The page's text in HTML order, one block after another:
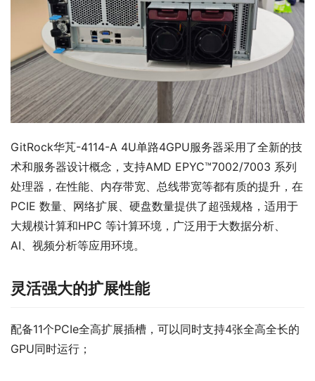
GitRock华芃-4114-A 4U单路4GPU服务器采用了全新的技
术和服务器设计概念，支持AMD EPYC™7002/7003 系列
处理器，在性能、内存带宽、总线带宽等都有质的提升，在
PCIE 数量、网络扩展、硬盘数量提供了超强规格，适用于
大规模计算和HPC 等计算环境，广泛用于大数据分析、
AI、视频分析等应用环境。
灵活强大的扩展性能
配备11个PCIe全高扩展插槽，可以同时支持4张全高全长的
GPU同时运行；